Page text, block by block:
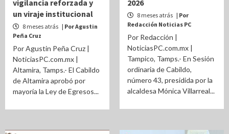
vigilancia reforzada y
un viraje institucional
8 meses atrás | Por Agustin
Peña Cruz
Por Agustin Peña Cruz |
NoticiasPC.com.mx |
Altamira, Tamps.- El Cabildo
de Altamira aprobó por
mayoría la Ley de Egresos...
2026
8 meses atrás | Por
Redacción Noticias PC
Por Redacción |
NoticiasPC.com.mx |
Tampico, Tamps.- En Sesión
ordinaria de Cabildo,
número 43, presidida por la
alcaldesa Mónica Villarreal...